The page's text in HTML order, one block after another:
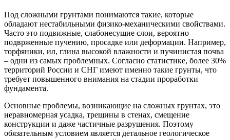
Под сложными грунтами понимаются такие, которые
обладают нестабильными физико-механическими свойствами.
Часто это подвижные, слабонесущие слои, вероятно
подврженные пучению, просадке или деформации. Например,
торфяники, ил, глина высокой влажности и пучинистая почва
– одни из самых проблемных. Согласно статистике, более 30%
территорий России и СНГ имеют именно такие грунты, что
требует повышенного внимания на стадии проработки
фундамента.
Основные проблемы, возникающие на сложных грунтах, это
неравномерная усадка, трещины в стенах, смещение
конструкции и даже частичные разрушения. Поэтому
обязательным условием является детальное геологическое